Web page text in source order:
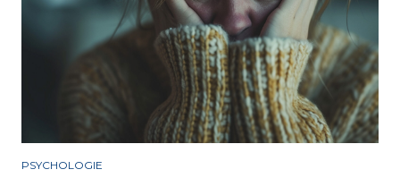
PSYCHOLOGIE